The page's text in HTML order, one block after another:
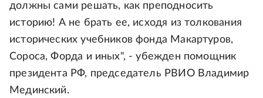
должны сами решать, как преподносить
историю! А не брать ее, исходя из толкования
исторических учебников фонда Макартуров,
Сороса, Форда и иных", - убежден помощник
президента РФ, председатель РВИО Владимир
Мединский.